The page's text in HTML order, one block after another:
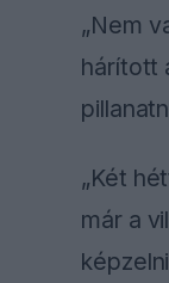
„Nem
hárított
„Két
már a